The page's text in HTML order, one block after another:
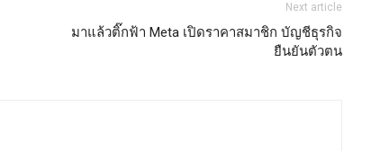
Next article
มาแล้วติ๊กฟ้า Meta เปิดราคาสมาชิก บัญชีธุรกิจ
ยืนยันตัวตน